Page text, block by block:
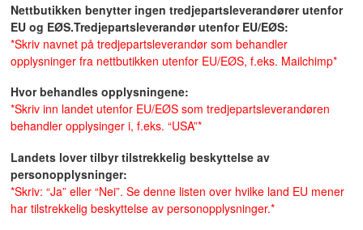
Nettbutikken benytter ingen tredjepartsleverandører utenfor
EU og EØS.Tredjepartsleverandør utenfor EU/EØS:
*Skriv navnet på tredjepartsleverandør som behandler
opplysninger fra nettbutikken utenfor EU/EØS, f.eks. Mailchimp*
Hvor behandles opplysningene:
*Skriv inn landet utenfor EU/EØS som tredjepartsleverandøren
behandler opplysinger i, f.eks. “USA”*
Landets lover tilbyr tilstrekkelig beskyttelse av
personopplysninger:
*Skriv: “Ja” eller “Nei”. Se denne listen over hvilke land EU mener
har tilstrekkelig beskyttelse av personopplysninger.*